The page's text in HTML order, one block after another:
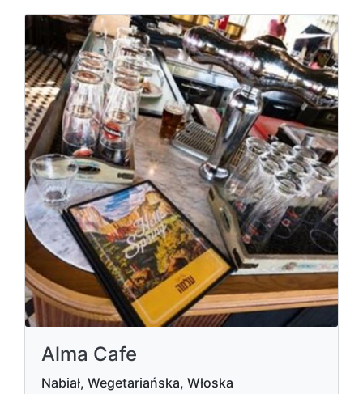
Alma Cafe
Nabiał, Wegetariańska, Włoska